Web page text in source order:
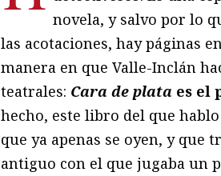
novela, y salvo por lo
las acotaciones, hay páginas
manera en que Valle-Inclán
teatrales: Cara de plata es el
hecho, este libro del que
que ya apenas se oyen, y que
antiguo con el que jugaba un